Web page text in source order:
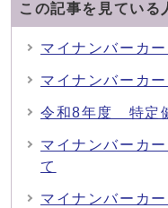
この記事を見ている
マイナンバーカ
マイナンバーカ
令和8年度 特定
マイナンバーカ
て
マイナンバーカ